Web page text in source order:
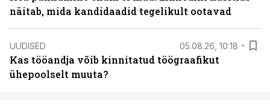
näitab, mida kandidaadid tegelikult ootavad
UUDISED 05.08.26, 10:18
Kas tööandja võib kinnitatud töögraafikut
ühepoolselt muuta?